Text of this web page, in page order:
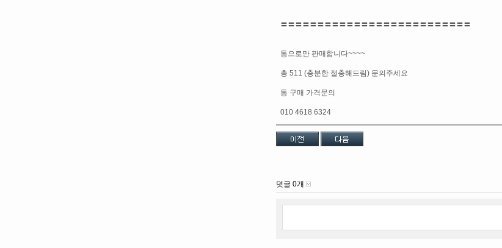
〓〓〓〓〓〓〓〓〓〓〓〓〓〓〓〓〓〓〓〓〓〓〓〓〓〓
통으로만 판매합니다~~~~
총 511 (충분한 절충해드림) 문의주세요
통 구매 가격문의
010 4618 6324
덧글 0개